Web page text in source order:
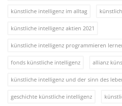
künstliche intelligenz im alltag
künstliche intelligenz aktien 2021
künstliche intelligenz programmieren
fonds künstliche intelligenz allianz
künstliche intelligenz und der sinn des
geschichte künstliche intelligenz